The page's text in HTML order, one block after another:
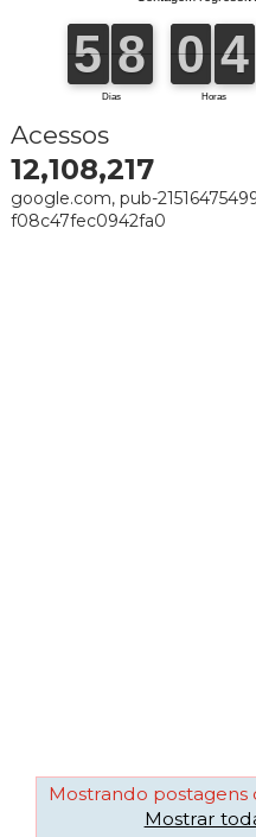
Acessos
12,108,217
google.com, pub-
f08c47fec0942fa0
Mostrando
Mostrar